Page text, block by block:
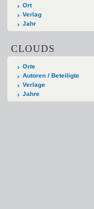
Ort
Verlag
Jahr
CLOUDS
Orte
Autoren / Beteiligte
Verlage
Jahre